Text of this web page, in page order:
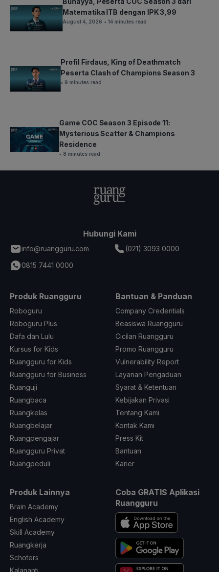
Matematika ITB dengan IPK 3,99
August 4, 2026 • 14 minutes read
Profil Firdaus, King of Deathmatch
Peserta Clash of Champions Season 3
• 9 minutes read
Game COC Season 3 Episode 11:
Mysterious Scatter & Champions
Residence
• 8 minutes read
Hubungi Kami
info@ruangguru.com
(021) 3093 0000
0815 7441 0000
Produk Ruangguru
Roboguru
Roboguru Plus
Dafa dan Lulu
Kursus for Kids
Ruangguru for Kids
Ruangguru for Business
Ruanguji
Ruangbaca
Ruangkelas
Ruangbelajar
Ruangpengajar
Ruangguru Privat
Ruangpeduli
Bantuan & Panduan
Company Credentials
Beasiswa Ruangguru
Cicilan Ruangguru
Promo Ruangguru
Vulnerability Report
Layanan Pengaduan
Syarat & Ketentuan
Kebijakan Privasi
Tentang Kami
Kontak Kami
Press Kit
Bantuan
Karier
Produk Lainnya
Brain Academy
English Academy
Skill Academy
Ruangkerja
Schoters
Kalananti
Coba GRATIS Aplikasi
Ruangguru